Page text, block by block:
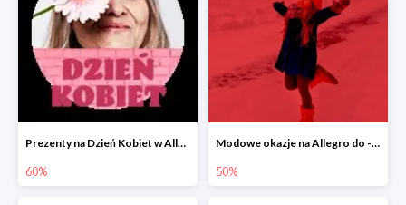
Prezenty na Dzień Kobiet w Allegro do -60%
60%
Modowe okazje na Allegro do -50%
50%